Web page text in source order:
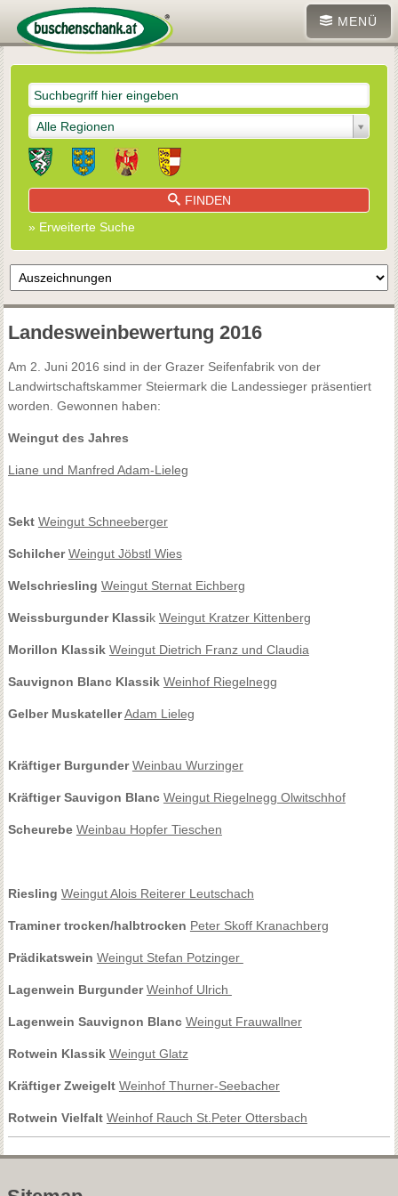
MENÜ
Alle Regionen
FINDEN
» Erweiterte Suche
Landesweinbewertung 2016
Am 2. Juni 2016 sind in der Grazer Seifenfabrik von der
Landwirtschaftskammer Steiermark die Landessieger präsentiert
worden. Gewonnen haben:
Weingut des Jahres
Liane und Manfred Adam-Lieleg
Sekt Weingut Schneeberger
SchilcherWeingut Jöbstl Wies
Welschriesling Weingut Sternat Eichberg
Weissburgunder Klassik Weingut Kratzer Kittenberg
Morillon Klassik Weingut Dietrich Franz und Claudia
Sauvignon Blanc Klassik Weinhof Riegelnegg
Gelber MuskatellerAdam Lieleg
Kräftiger Burgunder Weinbau Wurzinger
Kräftiger Sauvigon Blanc Weingut Riegelnegg Olwitschhof
Scheurebe Weinbau Hopfer Tieschen
Riesling Weingut Alois Reiterer Leutschach
Traminer trocken/halbtrocken Peter Skoff Kranachberg
Prädikatswein Weingut Stefan Potzinger
Lagenwein Burgunder Weinhof Ulrich
Lagenwein Sauvignon Blanc Weingut Frauwallner
Rotwein Klassik Weingut Glatz
Kräftiger Zweigelt Weinhof Thurner-Seebacher
Rotwein Vielfalt Weinhof Rauch St.Peter Ottersbach